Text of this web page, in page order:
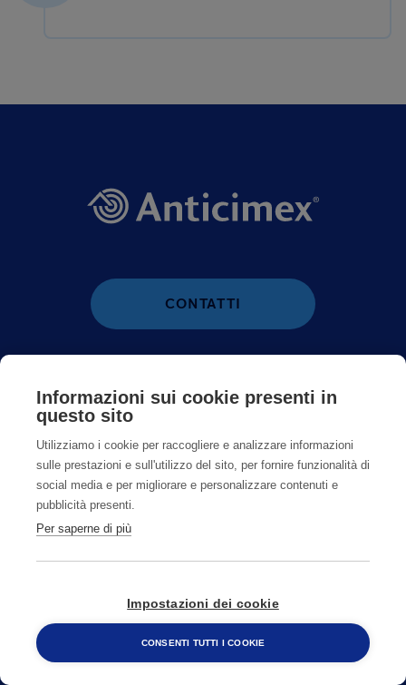
CONTATTI
CAMBIA PAESE
800 482 320
Informazioni sui cookie presenti in
questo sito
Utilizziamo i cookie per raccogliere e analizzare informazioni
sulle prestazioni e sull'utilizzo del sito, per fornire funzionalità di
social media e per migliorare e personalizzare contenuti e
pubblicità presenti.
Per saperne di più
Impostazioni dei cookie
CONSENTI TUTTI I COOKIE